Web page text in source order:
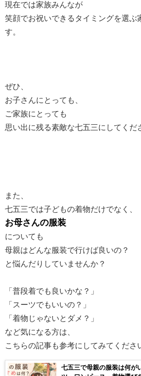
現在では家族みんなが
笑顔でお祝いできるタイミングを選ぶ
す。
ぜひ、
お子さんにとっても、
ご家族にとっても
思い出に残る素敵な七五三にしてくだ
また、
七五三では子どもの着物だけでなく、
お母さんの服装
についても
母親はどんな服装で行けば良いの？
と悩んだりしていませんか？
「普段着でも良いかな？」
「スーツでもいいの？」
「着物じゃないとダメ？」
など気になる方は、
こちらの記事も参考にしてみてくださ
七五三で母親の服装は何が